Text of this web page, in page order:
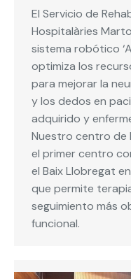
El Servicio de
Hospitalàries
sistema robótico
optimiza los
para mejorar la
y los dedos en
adquirido y
Nuestro centro de
el primer centro
el Baix Llobregat
que permite
seguimiento más
funcional.